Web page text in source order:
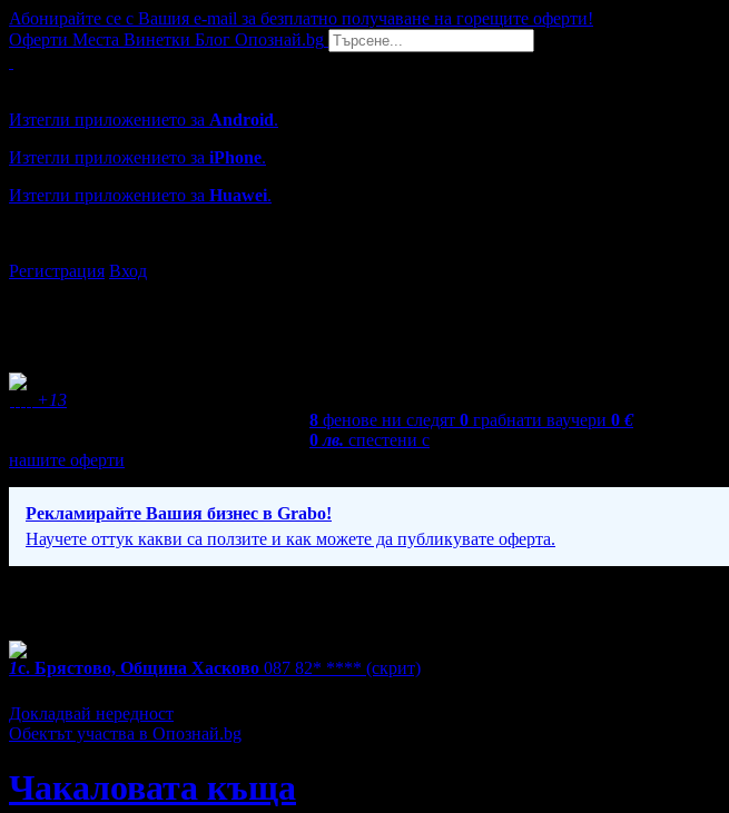
Абонирайте се с Вашия e-mail за безплатно получаване на горещите оферти!
Оферти Места Винетки Блог Опознай.bg
Изтегли приложението за Android.
Изтегли приложението за iPhone.
Изтегли приложението за Huawei.
Регистрация Вход
+13
8 фенове ни следят 0 грабнати ваучери 0 €
0лв. спестени с
нашите оферти
Рекламирайте Вашия бизнес в Grabo!
Научете оттук какви са ползите и как можете да публикувате оферта.
1с. Брястово, Община Хасково 087 82* **** (скрит)
Докладвай нередност
Обектът участва в Опознай.bg
Чакаловата къща